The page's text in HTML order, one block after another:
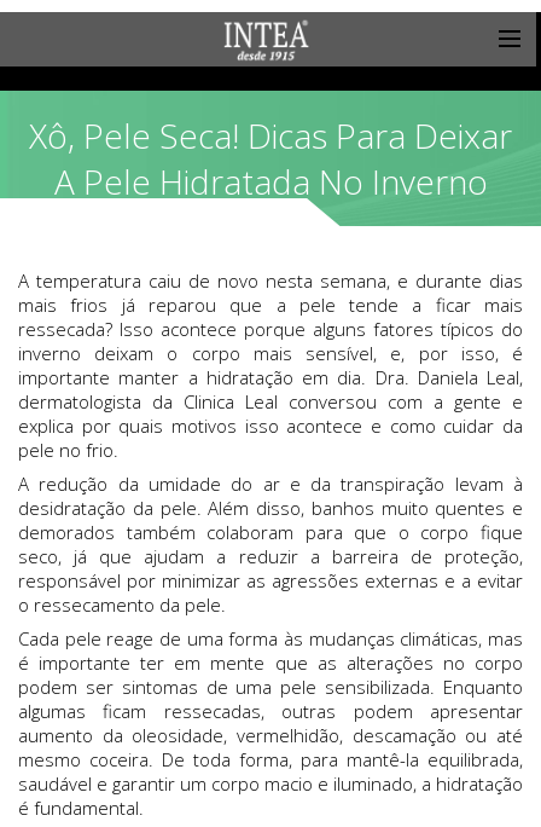
Xô, Pele Seca! Dicas Para Deixar
A Pele Hidratada No Inverno
A temperatura caiu de novo nesta semana, e durante dias
mais frios já reparou que a pele tende a ficar mais
ressecada? Isso acontece porque alguns fatores típicos do
inverno deixam o corpo mais sensível, e, por isso, é
importante manter a hidratação em dia. Dra. Daniela Leal,
dermatologista da Clinica Leal conversou com a gente e
explica por quais motivos isso acontece e como cuidar da
pele no frio.
A redução da umidade do ar e da transpiração levam à
desidratação da pele. Além disso, banhos muito quentes e
demorados também colaboram para que o corpo fique
seco, já que ajudam a reduzir a barreira de proteção,
responsável por minimizar as agressões externas e a evitar
o ressecamento da pele.
Cada pele reage de uma forma às mudanças climáticas, mas
é importante ter em mente que as alterações no corpo
podem ser sintomas de uma pele sensibilizada. Enquanto
algumas ficam ressecadas, outras podem apresentar
aumento da oleosidade, vermelhidão, descamação ou até
mesmo coceira. De toda forma, para mantê-la equilibrada,
saudável e garantir um corpo macio e iluminado, a hidratação
é fundamental.